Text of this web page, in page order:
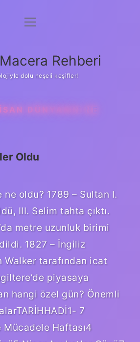
Anasayfa
Yasal Uyarı
menüyü
Rehberi
dolu neşeli keşifler!
DÜNYANIN NE
Oldu
oldu? 1789 – Sultan I.
III. Selim tahta çıktı.
metre uzunluk birimi
1827 – İngiliz
Walker tarafından icat
piyasaya
hangi özel gün? Önemli
7
Mücadele Haftası4